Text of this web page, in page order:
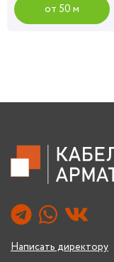
от 50 м
Написать директору